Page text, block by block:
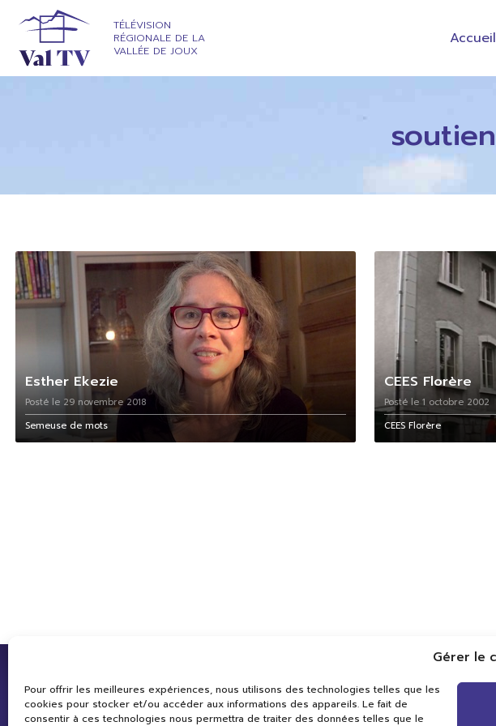
Gérer le
Pour offrir les meilleures expériences, nous utilisons des technologies telles que les
cookies pour stocker et/ou accéder aux informations des appareils. Le fait de
consentir à ces technologies nous permettra de traiter des données telles que le
TÉLÉVISION
RÉGIONALE DE LA
VALLÉE DE JOUX
Accueil
Esther Ekezie
Posté le 29 novembre 2018
Semeuse de mots
CEES Florère
Posté le 1 octobre 2002
CEES Florère